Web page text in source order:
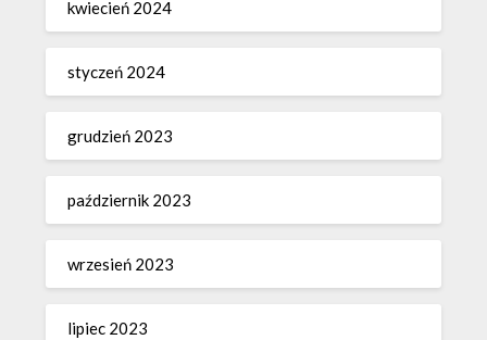
kwiecień 2024
styczeń 2024
grudzień 2023
październik 2023
wrzesień 2023
lipiec 2023